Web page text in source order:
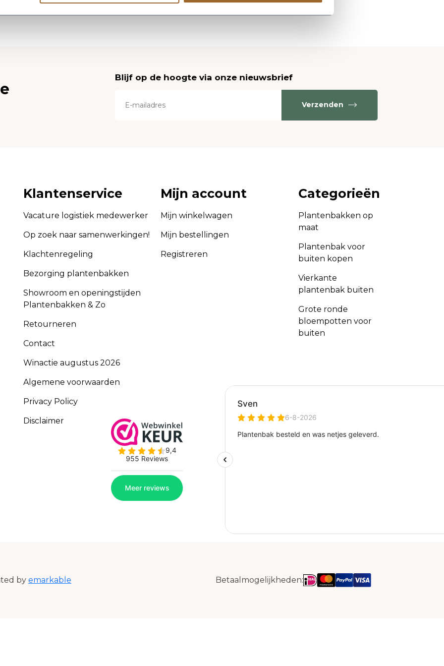
Blijf op de hoogte via onze nieuwsbrief
Verzenden
Klantenservice
Vacature logistiek medewerker
Op zoek naar samenwerkingen!
Klachtenregeling
Bezorging plantenbakken
Showroom en openingstijden
Plantenbakken & Zo
Retourneren
Contact
Winactie augustus 2026
Algemene voorwaarden
Privacy Policy
Disclaimer
Mijn account
Mijn winkelwagen
Mijn bestellingen
Registreren
Categorieën
Plantenbakken op
maat
Plantenbak voor
buiten kopen
Vierkante
plantenbak buiten
Grote ronde
bloempotten voor
buiten
by emarkable Betaalmogelijkheden: